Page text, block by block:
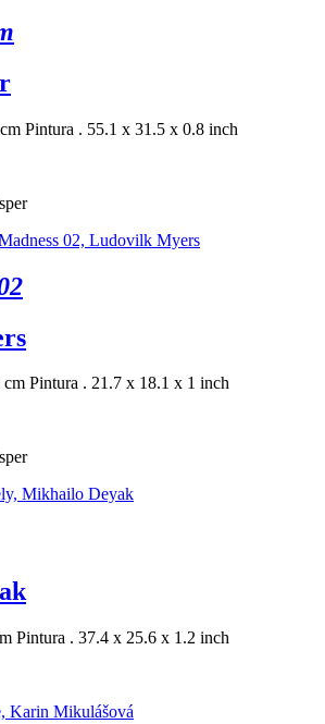
Pintura . 55.1 x 31.5 x 0.8 inch
cm Pintura . 21.7 x 18.1 x 1 inch
Pintura . 37.4 x 25.6 x 1.2 inch